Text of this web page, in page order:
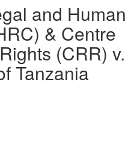
and Human
& Centre
(CRR) v.
Tanzania